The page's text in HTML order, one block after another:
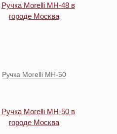
Ручка Morelli MH-50